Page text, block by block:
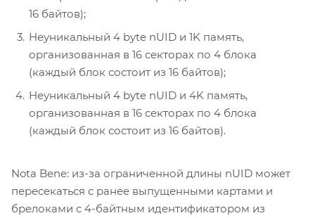
16 байтов);
Неуникальный 4 byte nUID и 1K память,
организованная в 16 секторах по 4 блока
(каждый блок состоит из 16 байтов);
Неуникальный 4 byte nUID и 4K память,
организованная в 16 секторах по 4 блока
(каждый блок состоит из 16 байтов).
Nota Bene: из-за ограниченной длины nUID может
пересекаться с ранее выпущенными картами и
брелоками c 4-байтным идентификатором из